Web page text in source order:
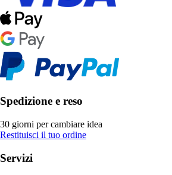
Spedizione e reso
30 giorni per cambiare idea
Restituisci il tuo ordine
Servizi